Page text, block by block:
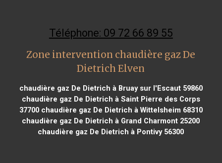
Téléphone: 09 72 66 89 55
Zone intervention chaudière gaz De
Dietrich Elven
chaudière gaz De Dietrich à Bruay sur l'Escaut 59860
chaudière gaz De Dietrich à Saint Pierre des Corps
37700chaudière gaz De Dietrich à Wittelsheim 68310
chaudière gaz De Dietrich à Grand Charmont 25200
chaudière gaz De Dietrich à Pontivy 56300